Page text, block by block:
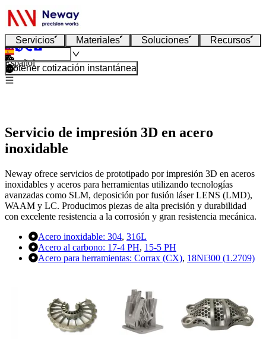
Servicios Materiales Soluciones Recursos
Español
Obtener cotización instantánea
Servicio de impresión 3D en acero
inoxidable
Neway ofrece servicios de prototipado por impresión 3D en aceros
inoxidables y aceros para herramientas utilizando tecnologías
avanzadas como SLM, deposición por fusión láser LENS (LMD),
WAAM y LC. Producimos piezas de alta precisión y durabilidad
con excelente resistencia a la corrosión y gran resistencia mecánica.
Acero inoxidable: 304, 316L
Acero al carbono: ‌17-4 PH, ‌15-5 PH‌
Acero para herramientas: Corrax (CX), 18Ni300 (1.2709)